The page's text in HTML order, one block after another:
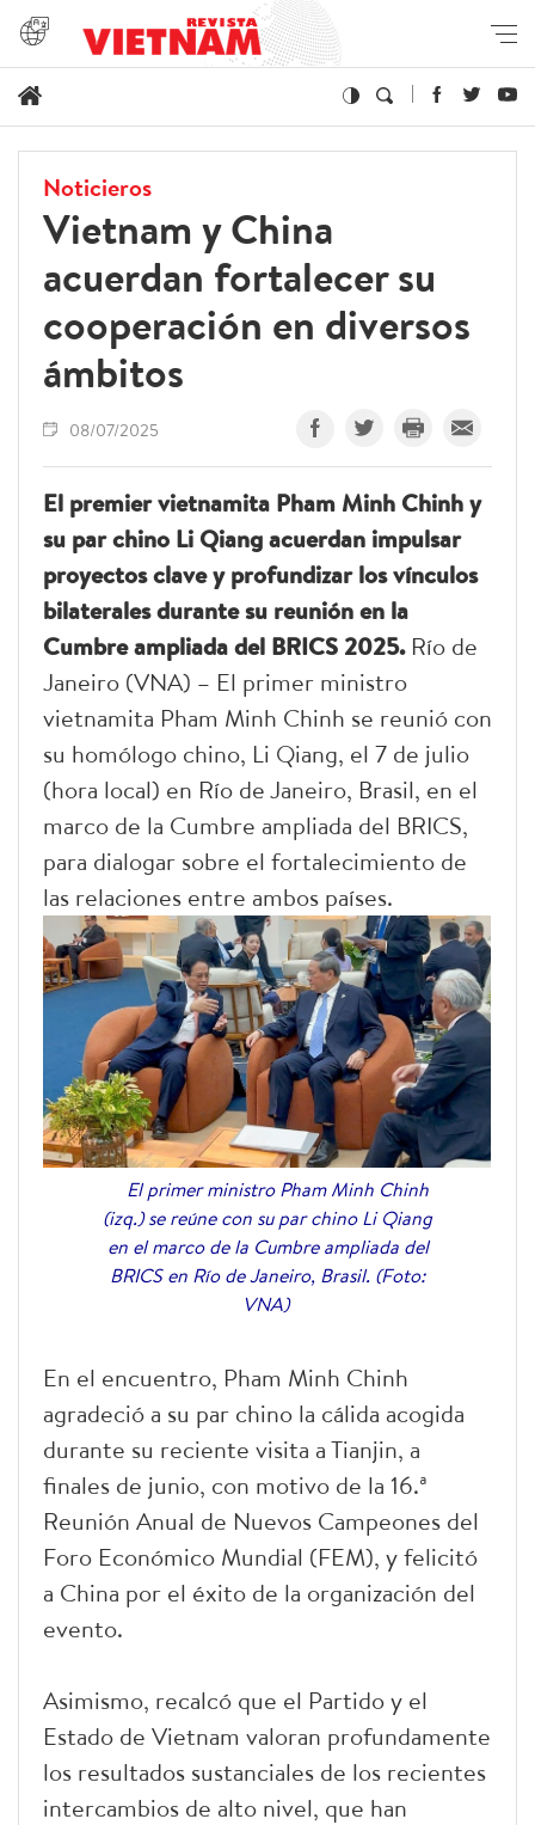
Noticieros
Vietnam y China
acuerdan fortalecer su
cooperación en diversos
ámbitos
08/07/2025
El premier vietnamita Pham Minh Chinh y
su par chino Li Qiang acuerdan impulsar
proyectos clave y profundizar los vínculos
bilaterales durante su reunión en la
Cumbre ampliada del BRICS 2025. Río de
Janeiro (VNA) – El primer ministro
vietnamita Pham Minh Chinh se reunió con
su homólogo chino, Li Qiang, el 7 de julio
(hora local) en Río de Janeiro, Brasil, en el
marco de la Cumbre ampliada del BRICS,
para dialogar sobre el fortalecimiento de
las relaciones entre ambos países.
El primer ministro Pham Minh Chinh
(izq.) se reúne con su par chino Li Qiang
en el marco de la Cumbre ampliada del
BRICS en Río de Janeiro, Brasil. (Foto:
VNA)
En el encuentro, Pham Minh Chinh
agradeció a su par chino la cálida acogida
durante su reciente visita a Tianjin, a
finales de junio, con motivo de la 16.ª
Reunión Anual de Nuevos Campeones del
Foro Económico Mundial (FEM), y felicitó
a China por el éxito de la organización del
evento.
Asimismo, recalcó que el Partido y el
Estado de Vietnam valoran profundamente
los resultados sustanciales de los recientes
intercambios de alto nivel, que han